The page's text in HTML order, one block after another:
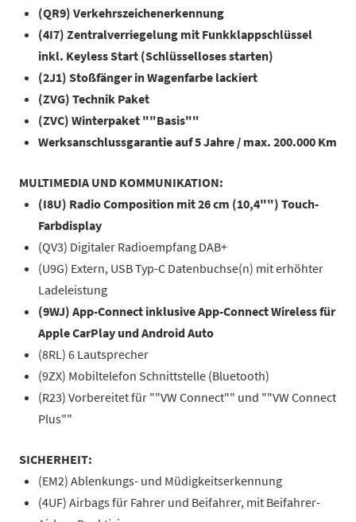
(QR9) Verkehrszeichenerkennung
(4I7) Zentralverriegelung mit Funkklappschlüssel
inkl. Keyless Start (Schlüsselloses starten)
(2J1) Stoßfänger in Wagenfarbe lackiert
(ZVG) Technik Paket
(ZVC) Winterpaket ""Basis""
Werksanschlussgarantie auf 5 Jahre / max. 200.000 Km
MULTIMEDIA UND KOMMUNIKATION:
(I8U) Radio Composition mit 26 cm (10,4"") Touch-
Farbdisplay
(QV3) Digitaler Radioempfang DAB+
(U9G) Extern, USB Typ-C Datenbuchse(n) mit erhöhter
Ladeleistung
(9WJ) App-Connect inklusive App-Connect Wireless für
Apple CarPlay und Android Auto
(8RL) 6 Lautsprecher
(9ZX) Mobiltelefon Schnittstelle (Bluetooth)
(R23) Vorbereitet für ""VW Connect"" und ""VW Connect
Plus""
SICHERHEIT:
(EM2) Ablenkungs- und Müdigkeitserkennung
(4UF) Airbags für Fahrer und Beifahrer, mit Beifahrer-